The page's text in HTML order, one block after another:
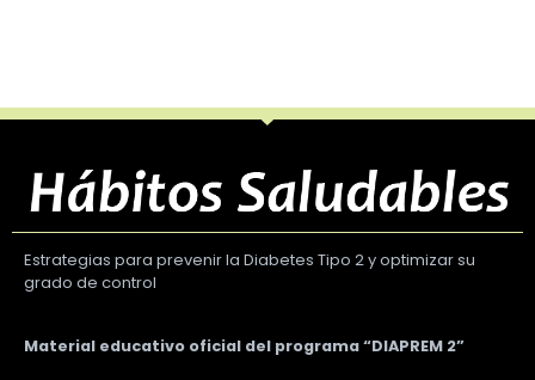
Estrategias para prevenir la Diabetes Tipo 2 y optimizar su
grado de control
Material educativo oficial del programa “DIAPREM 2”